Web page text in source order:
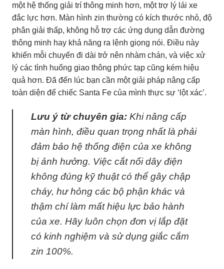
một hệ thống giải trí thông minh hơn, một trợ lý lái xe
đắc lực hơn. Màn hình zin thường có kích thước nhỏ, độ
phân giải thấp, không hỗ trợ các ứng dụng dẫn đường
thông minh hay khả năng ra lệnh giọng nói. Điều này
khiến mỗi chuyến đi dài trở nên nhàm chán, và việc xử
lý các tình huống giao thông phức tạp cũng kém hiệu
quả hơn. Đã đến lúc bạn cần một giải pháp nâng cấp
toàn diện để chiếc Santa Fe của mình thực sự ‘lột xác’.
Lưu ý từ chuyên gia: Khi nâng cấp
màn hình, điều quan trọng nhất là phải
đảm bảo hệ thống điện của xe không
bị ảnh hưởng. Việc cắt nối dây điện
không đúng kỹ thuật có thể gây chập
cháy, hư hỏng các bộ phận khác và
thậm chí làm mất hiệu lực bảo hành
của xe. Hãy luôn chọn đơn vị lắp đặt
có kinh nghiệm và sử dụng giắc cắm
zin 100%.